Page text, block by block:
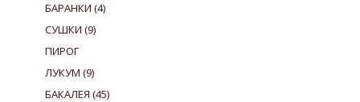
БАРАНКИ (4)
СУШКИ (9)
ПИРОГ
ЛУКУМ (9)
БАКАЛЕЯ (45)